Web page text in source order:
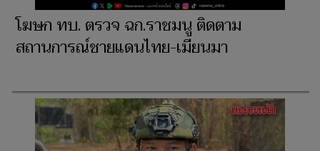
โฆษก ทบ. ตรวจ ฉก.ราชมนู ติดตาม
สถานการณ์ชายแดนไทย-เมียนมา